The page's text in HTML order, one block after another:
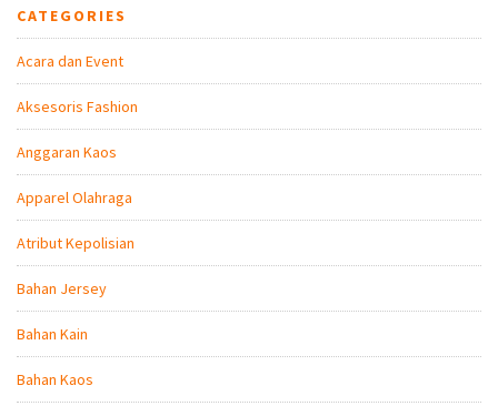
CATEGORIES
Acara dan Event
Aksesoris Fashion
Anggaran Kaos
Apparel Olahraga
Atribut Kepolisian
Bahan Jersey
Bahan Kain
Bahan Kaos